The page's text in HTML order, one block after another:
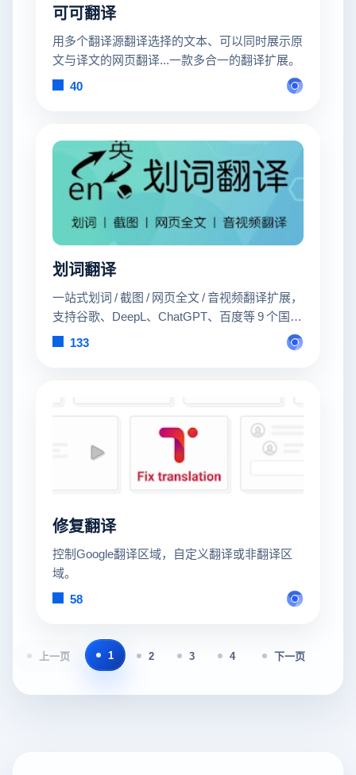
可可翻译
用多个翻译源翻译选择的文本、可以同时展示原
文与译文的网页翻译...一款多合一的翻译扩展。
40
划词翻译
一站式划词 / 截图 / 网页全文 / 音视频翻译扩展，
支持谷歌、DeepL、ChatGPT、百度等 9 个国内
外主流翻译服务，均可用于全文翻译。能在
133
修复翻译
控制Google翻译区域，自定义翻译或非翻译区
域。
58
上一页 1 2 3 4 下一页